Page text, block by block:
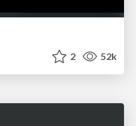
2 52k